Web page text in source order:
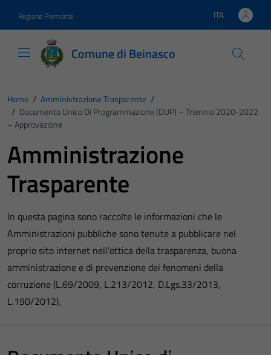
Regione Piemonte Lingua attiva:
ITA
Comune di Beinasco
Home / Amministrazione Trasparente /
/ Documento Unico Di Programmazione (DUP) – Triennio 2020-2022
– Approvazione
Amministrazione
Trasparente
In questa pagina sono raccolte le informazioni che le
Amministrazioni pubbliche sono tenute a pubblicare nel
proprio sito internet nell’ottica della trasparenza, buona
amministrazione e di prevenzione dei fenomeni della
corruzione (L.69/2009, L.213/2012, D.Lgs.33/2013,
L.190/2012).